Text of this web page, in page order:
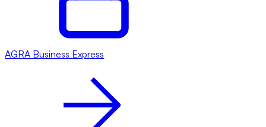
AGRA Business Express